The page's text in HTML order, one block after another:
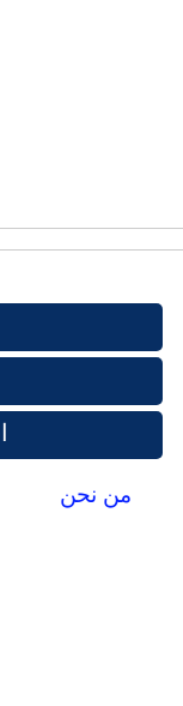
من نحن